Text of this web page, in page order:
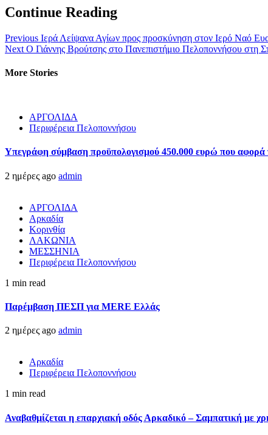
Continue Reading
Previous Ιερά Λείψανα Αγίων προς προσκύνηση στον Ιερό Ναό
Next Ο Γιάννης Βρούτσης στο Πανεπιστήμιο Πελοποννήσου στη
More Stories
ΑΡΓΟΛΙΔΑ
Περιφέρεια Πελοποννήσου
Υπεγράφη σύμβαση προϋπολογισμού 450.000 ευρώ που αφορά
2 ημέρες ago admin
ΑΡΓΟΛΙΔΑ
Αρκαδία
Κορινθία
ΛΑΚΩΝΙΑ
ΜΕΣΣΗΝΙΑ
Περιφέρεια Πελοποννήσου
1 min read
Παρέμβαση ΠΕΣΠ για MERE Ελλάς
2 ημέρες ago admin
Αρκαδία
Περιφέρεια Πελοποννήσου
1 min read
Αναβαθμίζεται η επαρχιακή οδός Αρκαδικό – Σαμπατική με